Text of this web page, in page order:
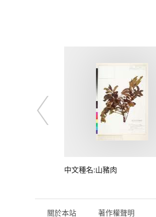
中文種名:山豬肉
關於本站 著作權聲明